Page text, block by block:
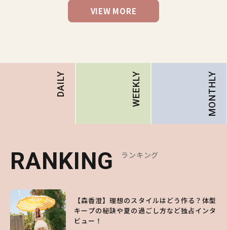
VIEW MORE
DAILY WEEKLY MONTHLY
RANKING ランキング
1
【森香澄】理想のスタイルはどう作る？体型
キープの秘訣や夏の過ごし方など独占インタ
ビュー！
RANKING ランキング
1
【ハローキティ】がスシローと初コラボ♡
第1弾の気になるメニュー＆限定グッズを総
チェック！
RANKING ランキング
1
【SNIDEL】長濱ねるとロマンティックトラ
ッドな秋はじめ｜2026秋の新作コーデ4選